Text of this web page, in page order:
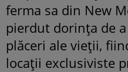
ferma sa din New
pierdut dorința de
plăceri ale vieții,
locații exclusiviste